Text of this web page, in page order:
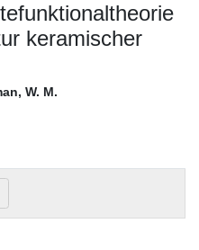
keramischer
W. M.